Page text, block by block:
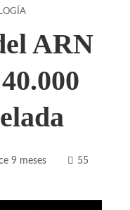
ARN
9 meses 55